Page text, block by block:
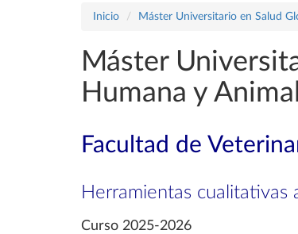
Inicio Máster Universitario en Salud
Máster
Humana y Animal
Facultad de
Herramientas cualitativas
Curso 2025-2026